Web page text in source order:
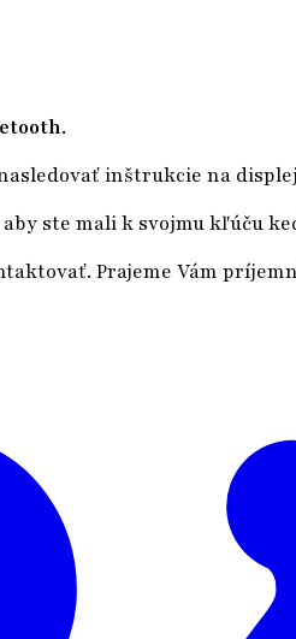
.
inštrukcie na
ste mali k svojmu kľúču
Prajeme Vám